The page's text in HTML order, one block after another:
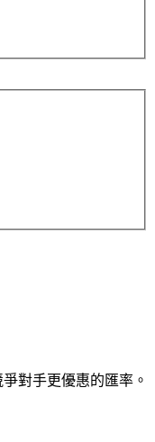
對手更優惠的匯率。